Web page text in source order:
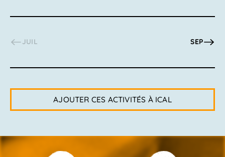
JUIL SEP
AJOUTER CES ACTIVITÉS À ICAL